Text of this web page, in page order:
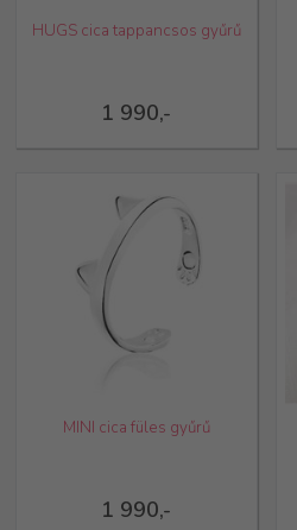
1 990,-
HUGS cica tappancsos gyűrű
1 990,-
MINI cica füles gyűrű